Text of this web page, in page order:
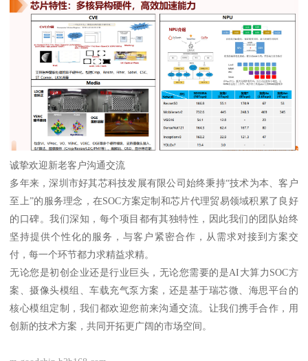
诚挚欢迎新老客户沟通交流
多年来，深圳市好其芯科技发展有限公司始终秉持“技术为本、客户
至上”的服务理念，在SOC方案定制和芯片代理贸易领域积累了良好
的口碑。我们深知，每个项目都有其独特性，因此我们的团队始终
坚持提供个性化的服务，与客户紧密合作，从需求对接到方案交
付，每一个环节都力求精益求精。
无论您是初创企业还是行业巨头，无论您需要的是AI大算力SOC方
案、摄像头模组、车载充气泵方案，还是基于瑞芯微、海思平台的
核心模组定制，我们都欢迎您前来沟通交流。让我们携手合作，用
创新的技术方案，共同开拓更广阔的市场空间。